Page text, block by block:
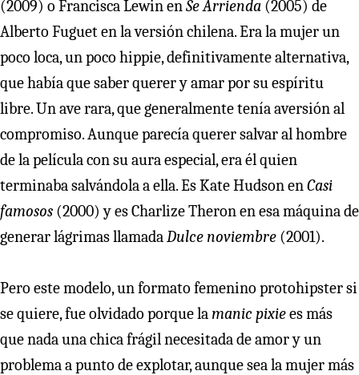
(2009) o Francisca Lewin enSe Arrienda (2005) de
Alberto Fuguet en la versión chilena. Era la mujer un
poco loca, un poco hippie, definitivamente alternativa,
que había que saber querer y amar por su espíritu
libre. Un ave rara, que generalmente tenía aversión al
compromiso. Aunque parecía querer salvar al hombre
de la película con su aura especial, era él quien
terminaba salvándola a ella. Es Kate Hudson enCasi
famosos (2000) y es Charlize Theron en esa máquina de
generar lágrimas llamadaDulce noviembre (2001).
Pero este modelo, un formato femenino protohipster si
se quiere, fue olvidado porque lamanic pixiees más
que nada una chica frágil necesitada de amor y un
problema a punto de explotar, aunque sea la mujer más